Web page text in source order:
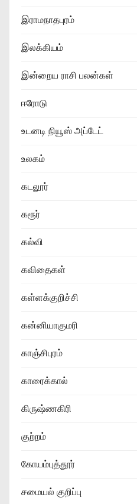
இராமநாதபுரம்
இலக்கியம்
இன்றைய ராசி பலன்கள்
ஈரோடு
உடனடி நியூஸ் அப்டேட்
உலகம்
கடலூர்
கரூர்
கல்வி
கவிதைகள்
கள்ளக்குறிச்சி
கன்னியாகுமரி
காஞ்சிபுரம்
காரைக்கால்
கிருஷ்ணகிரி
குற்றம்
கோயம்புத்தூர்
சமையல் குறிப்பு